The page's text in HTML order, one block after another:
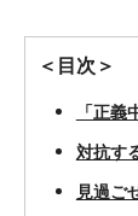
＜目次＞
「正
対抗す
見過ご